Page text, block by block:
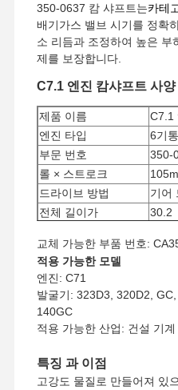
350-0637 캄 샤프트는카테
배기가스 밸브 시기를 정확
소 리듬과 조정하여 높은 부
제를 보장합니다.
C7.1 엔진 캄샤프트 사양
제품 이름
C7.1
엔진 타입
6기
부문 번호
350-
롤 × 스트로크
드라이브 방법
기어
전체 길이가
30.2
지불 방법
웨스
운송 방법
교체 가능한 부품 번호:
적용 가능한 모델
엔진: C71
발굴기: 323D3, 320D2,
140GC
적용 가능한 산업: 건설 기
특징 과 이점
고강도 물질로 만들어져 있